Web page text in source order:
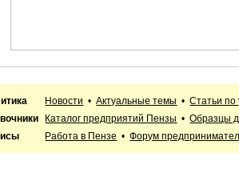
Новости •Актуальные темы •Статьи
Каталог предприятий Пензы •Образцы
Работа в Пензе •Форум